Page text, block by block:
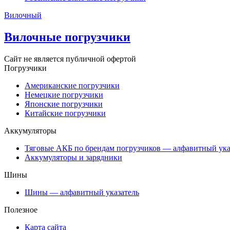
Вилочный
Вилочные погрузчики
Сайт не является публичной офертой
Погрузчики
Американские погрузчики
Немецкие погрузчики
Японские погрузчики
Китайские погрузчики
Аккумуляторы
Тяговые АКБ по брендам погрузчиков — алфавитный
Аккумуляторы и зарядники
Шины
Шины — алфавитный указатель
Полезное
Карта сайта